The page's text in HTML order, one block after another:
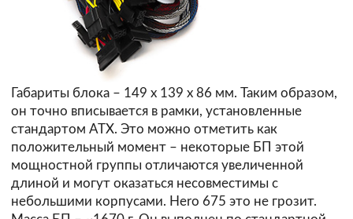
Габариты блока – 149 х 139 х 86 мм. Таким образом,
он точно вписывается в рамки, установленные
стандартом ATX. Это можно отметить как
положительный момент – некоторые БП этой
мощностной группы отличаются увеличенной
длиной и могут оказаться несовместимы с
небольшими корпусами. Hero 675 это не грозит.